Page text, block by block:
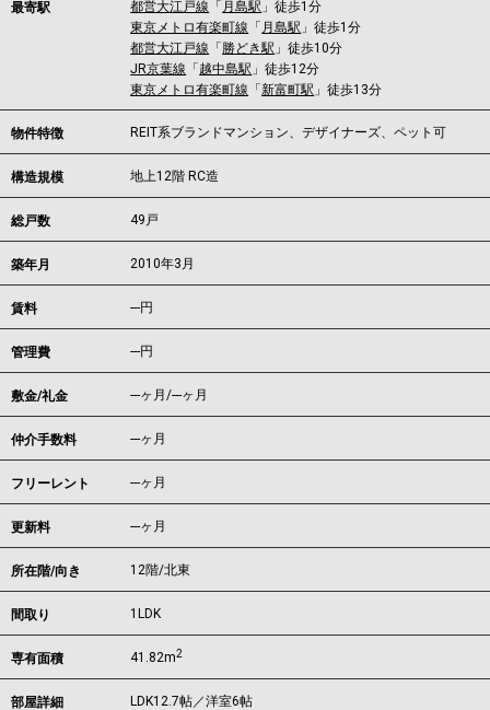
最寄駅 都営大江戸線 「 月島駅 」徒歩1分
東京メトロ有楽町線 「 月島駅 」徒歩1分
都営大江戸線 「 勝どき駅 」徒歩10分
JR京葉線 「 越中島駅 」徒歩12分
東京メトロ有楽町線 「新富町駅 」徒歩13分
物件特徴 REIT系ブランドマンション、デザイナーズ、ペット可
構造規模 地上12階 RC造
総戸数 49戸
築年月 2010年3月
賃料 ---円
管理費 ---円
敷金/礼金 ---ヶ月/---ヶ月
仲介手数料 ---ヶ月
フリーレント ---ヶ月
更新料 ---ヶ月
所在階/向き 12階/北東
間取り 1LDK
専有面積 41.82m2
部屋詳細 LDK12.7帖／洋室6帖